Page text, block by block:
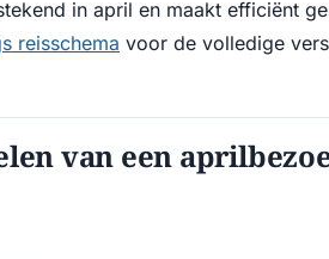
in april en maakt efficiënt
reisschema voor de volledige
van een